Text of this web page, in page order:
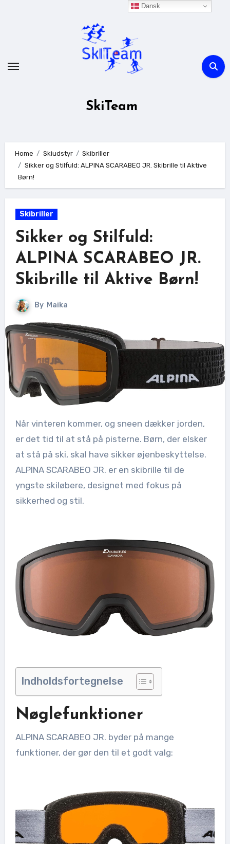
SkiTeam
Home Skiudstyr
Skibriller
Sikker og Stilfuld: ALPINA SCARABEO JR. Skibrille til Aktive
Børn!
Skibriller
Sikker og Stilfuld:
ALPINA SCARABEO JR.
Skibrille til Aktive Børn!
By Maika
Når vinteren kommer, og sneen dækker jorden,
er det tid til at stå på pisterne. Børn, der elsker
at stå på ski, skal have sikker øjenbeskyttelse.
ALPINA SCARABEO JR. er en skibrille til de
yngste skiløbere, designet med fokus på
sikkerhed og stil.
Indholdsfortegnelse
Nøglefunktioner
ALPINA SCARABEO JR. byder på mange
funktioner, der gør den til et godt valg:
Dansk